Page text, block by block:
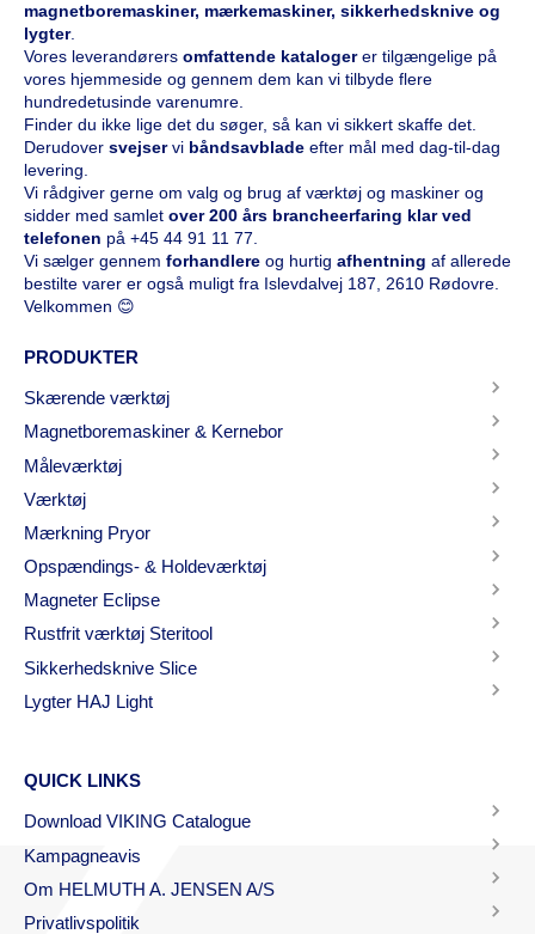
magnetboremaskiner, mærkemaskiner, sikkerhedsknive og
lygter.
Vores leverandørers omfattende katalogerer tilgængelige på
vores hjemmeside og gennem dem kan vi tilbyde flere
hundredetusinde varenumre.
Finder du ikke lige det du søger, så kan vi sikkert skaffe det.
Derudover svejservi båndsavblade efter mål med dag-til-dag
levering.
Vi rådgiver gerne om valg og brug af værktøj og maskiner og
sidder med samlet over 200 års brancheerfaring klar ved
telefonen på +45 44 91 11 77
Vi sælger gennem forhandlere og hurtig afhentning af allerede
bestilte varer er også muligt fra Islevdalvej 187, 2610 Rødovre.
Velkommen 😊
PRODUKTER
Skærende værktøj
Magnetboremaskiner & Kernebor
Måleværktøj
Værktøj
Mærkning Pryor
Opspændings- & Holdeværktøj
Magneter Eclipse
Rustfrit værktøj Steritool
Sikkerhedsknive Slice
Lygter HAJ Light
QUICK LINKS
Download VIKING Catalogue
Kampagneavis
Om HELMUTH A. JENSEN A/S
Privatlivspolitik